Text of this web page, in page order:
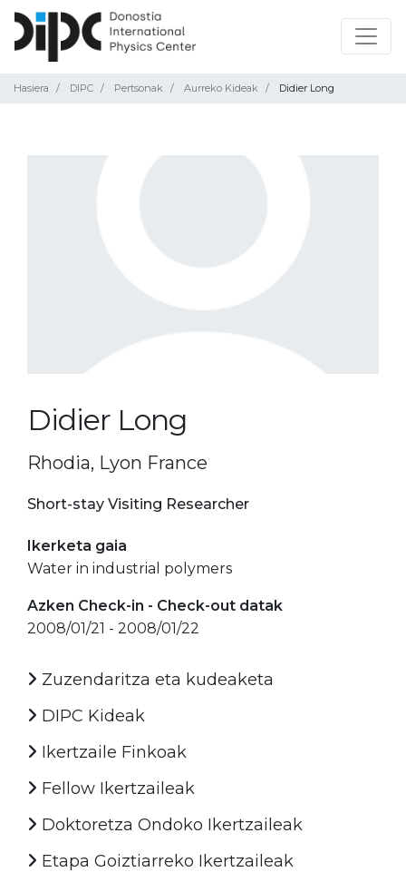
Hasiera DIPC Pertsonak Aurreko Kideak Didier Long
Didier Long
Rhodia, Lyon France
Short-stay Visiting Researcher
Ikerketa gaia
Water in industrial polymers
Azken Check-in - Check-out datak
2008/01/21 - 2008/01/22
Zuzendaritza eta kudeaketa
DIPC Kideak
Ikertzaile Finkoak
Fellow Ikertzaileak
Doktoretza Ondoko Ikertzaileak
Etapa Goiztiarreko Ikertzaileak